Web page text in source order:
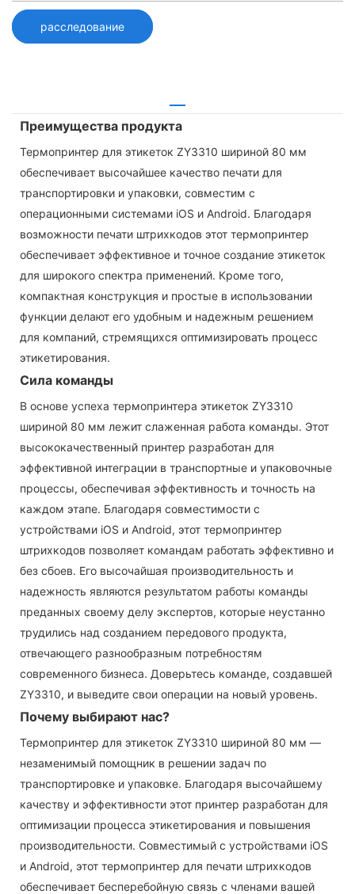
расследование
Преимущества продукта
Термопринтер для этикеток ZY3310 шириной 80 мм
обеспечивает высочайшее качество печати для
транспортировки и упаковки, совместим с
операционными системами iOS и Android. Благодаря
возможности печати штрихкодов этот термопринтер
обеспечивает эффективное и точное создание этикеток
для широкого спектра применений. Кроме того,
компактная конструкция и простые в использовании
функции делают его удобным и надежным решением
для компаний, стремящихся оптимизировать процесс
этикетирования.
Сила команды
В основе успеха термопринтера этикеток ZY3310
шириной 80 мм лежит слаженная работа команды. Этот
высококачественный принтер разработан для
эффективной интеграции в транспортные и упаковочные
процессы, обеспечивая эффективность и точность на
каждом этапе. Благодаря совместимости с
устройствами iOS и Android, этот термопринтер
штрихкодов позволяет командам работать эффективно и
без сбоев. Его высочайшая производительность и
надежность являются результатом работы команды
преданных своему делу экспертов, которые неустанно
трудились над созданием передового продукта,
отвечающего разнообразным потребностям
современного бизнеса. Доверьтесь команде, создавшей
ZY3310, и выведите свои операции на новый уровень.
Почему выбирают нас?
Термопринтер для этикеток ZY3310 шириной 80 мм —
незаменимый помощник в решении задач по
транспортировке и упаковке. Благодаря высочайшему
качеству и эффективности этот принтер разработан для
оптимизации процесса этикетирования и повышения
производительности. Совместимый с устройствами iOS
и Android, этот термопринтер для печати штрихкодов
обеспечивает бесперебойную связь с членами вашей